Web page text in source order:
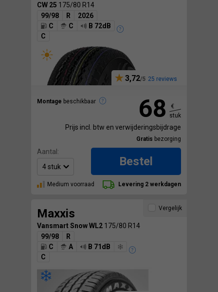
CW 25 175/80 R14
99/98
R
2026
C
C
B 72dB
C
3,72 25 reviews
Montage beschikbaar 68
€
stuk
Prijs incl. btw en verwijderingsbijdrage
Gratis bezorging
Aantal:
Bestel
Medium voorraad Levering 2 werkdagen
Maxxis
Vansmart Snow WL2 175/80 R14
99/98
R
C
A
B 71dB
C
Vergelijk